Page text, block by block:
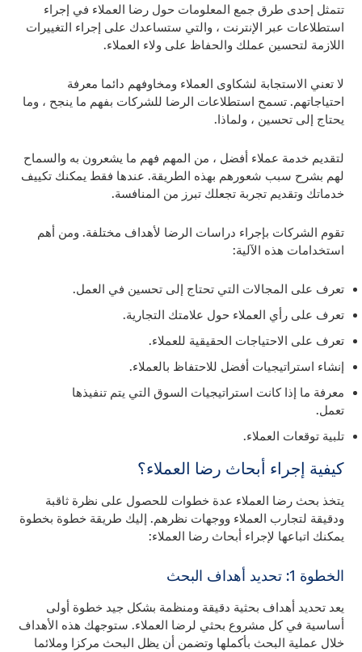
تتمثل إحدى طرق جمع المعلومات حول رضا العملاء في إجراء
استطلاعات عبر الإنترنت ، والتي ستساعدك على إجراء التغييرات
اللازمة لتحسين عملك والحفاظ على ولاء العملاء.
لا تعني الاستجابة لشكاوى العملاء ومخاوفهم دائما معرفة
احتياجاتهم. تسمح استطلاعات الرضا للشركات بفهم ما ينجح ، وما
يحتاج إلى تحسين ، ولماذا.
لتقديم خدمة عملاء أفضل ، من المهم فهم ما يشعرون به والسماح
لهم بشرح سبب شعورهم بهذه الطريقة. عندها فقط يمكنك تكييف
خدماتك وتقديم تجربة تجعلك تبرز من المنافسة.
تقوم الشركات بإجراء دراسات الرضا لأهداف مختلفة. ومن أهم
استخدامات هذه الآلية:
تعرف على المجالات التي تحتاج إلى تحسين في العمل.
تعرف على رأي العملاء حول علامتك التجارية.
تعرف على الاحتياجات الحقيقية للعملاء.
إنشاء استراتيجيات أفضل للاحتفاظ بالعملاء.
معرفة ما إذا كانت استراتيجيات السوق التي يتم تنفيذها
تعمل.
تلبية توقعات العملاء.
كيفية إجراء أبحاث رضا العملاء؟
يتخذ بحث رضا العملاء عدة خطوات للحصول على نظرة ثاقبة
ودقيقة لتجارب العملاء ووجهات نظرهم. إليك طريقة خطوة بخطوة
يمكنك اتباعها لإجراء أبحاث رضا العملاء:
الخطوة 1: تحديد أهداف البحث
يعد تحديد أهداف بحثية دقيقة ومنظمة بشكل جيد خطوة أولى
أساسية في كل مشروع بحثي لرضا العملاء. ستوجهك هذه الأهداف
خلال عملية البحث بأكملها وتضمن أن يظل البحث مركزا وملائما